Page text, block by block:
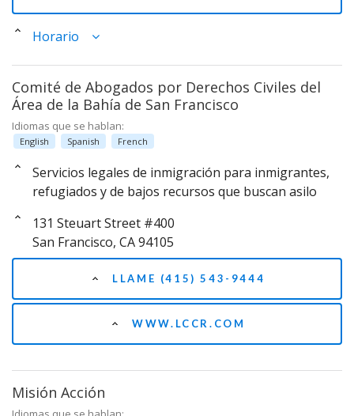
Horario
Comité de Abogados por Derechos Civiles del
Área de la Bahía de San Francisco
Idiomas que se hablan:
English Spanish French
Servicios legales de inmigración para inmigrantes,
refugiados y de bajos recursos que buscan asilo
131 Steuart Street #400
San Francisco, CA 94105
LLAME (415) 543-9444
WWW.LCCR.COM
Misión Acción